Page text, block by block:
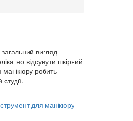
вигляд
відсунути шкірний
манікюру робить
для манікюру